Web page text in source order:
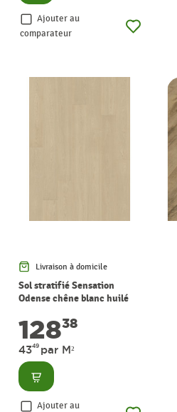
Ajouter au
comparateur
Livraison à domicile
Sol stratifié Sensation
Odense chêne blanc huilé
12838
4349 par M²
Consulter
Ajouter au